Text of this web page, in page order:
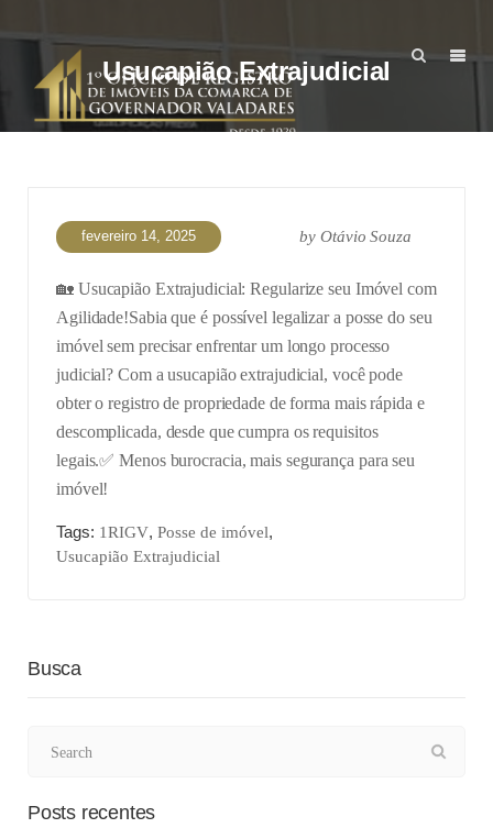
Usucapião Extrajudicial
fevereiro 14, 2025 byOtávio Souza
🏡 Usucapião Extrajudicial: Regularize seu Imóvel com
Agilidade!Sabia que é possível legalizar a posse do seu
imóvel sem precisar enfrentar um longo processo
judicial? Com a usucapião extrajudicial, você pode
obter o registro de propriedade de forma mais rápida e
descomplicada, desde que cumpra os requisitos
legais.✅ Menos burocracia, mais segurança para seu
imóvel!
Tags: 1RIGV, Posse de imóvel,
Usucapião Extrajudicial
Busca
Posts recentes